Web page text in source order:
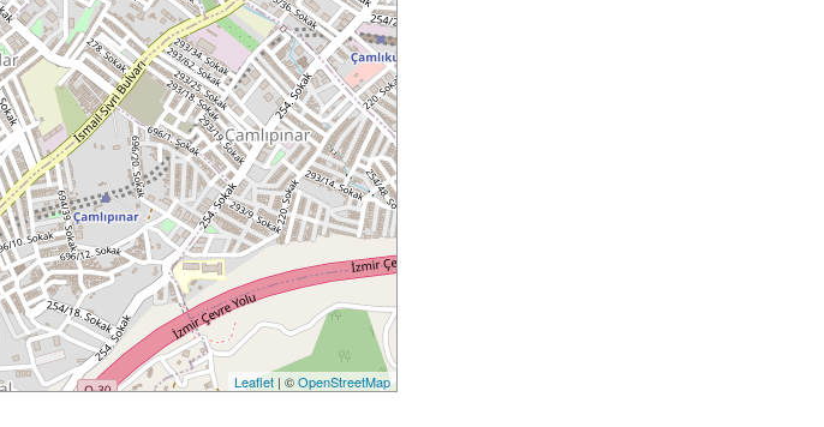
Leaflet | ©OpenStreetMap